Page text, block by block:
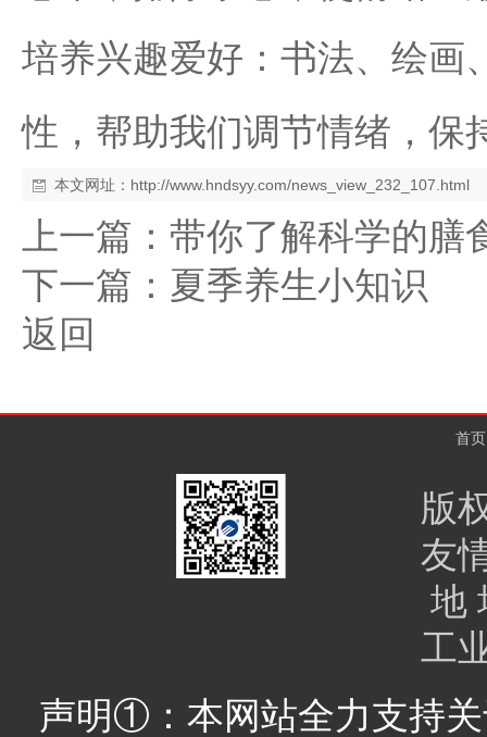
培养兴趣爱好：书法、绘画
性，帮助我们调节情绪，保
本文网址： http://www.hndsyy.com/news_view_232_107.html
上一篇： 带你了解科学的膳
下一篇： 夏季养生小知识
返回
首页
版
友
地
工
声明①：本网站全力支持关